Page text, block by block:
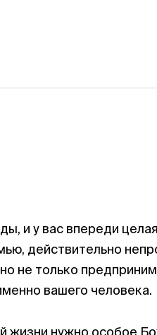
и у вас впереди
действительно
не только
вашего человека.
жизни нужно особое